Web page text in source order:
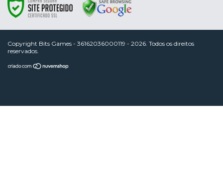
Copyright Bits Games - 36162036000119 - 2026. Todos os direitos
reservados.